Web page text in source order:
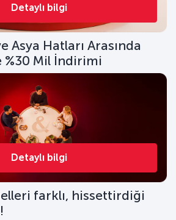
Detaylı bilgi
Asya Hatları Arasında
%30 Mil İndirimi
Detaylı bilgi
farklı, hissettirdiği